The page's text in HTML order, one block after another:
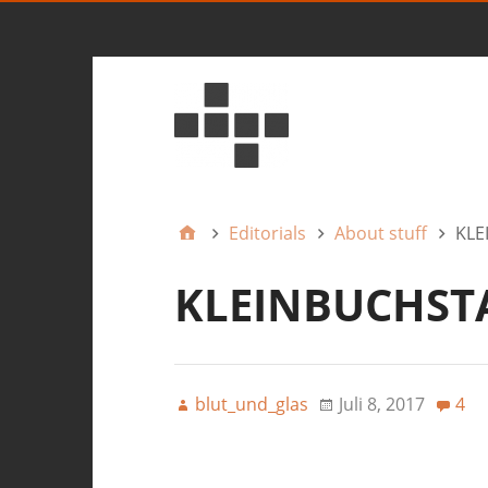
Editorials About stuff
blut_und_glas Juli 8, 2017 4